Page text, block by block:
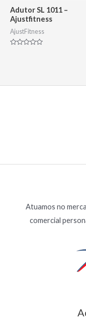
Adutor SL 1011 –
Ajustfitness
AjustFitness
Atuamos no
comercial